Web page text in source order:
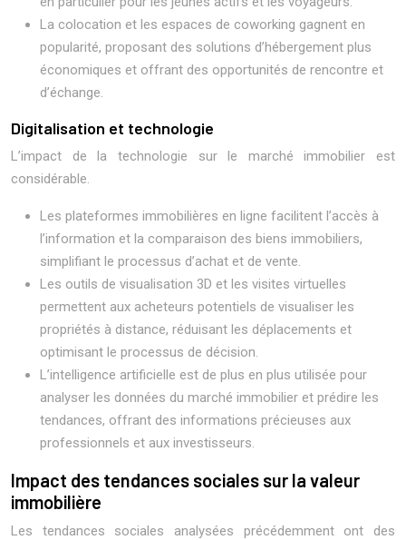
La colocation et les espaces de coworking gagnent en
popularité, proposant des solutions d’hébergement plus
économiques et offrant des opportunités de rencontre et
d’échange.
Digitalisation et technologie
L’impact de la technologie sur le marché immobilier est
considérable.
Les plateformes immobilières en ligne facilitent l’accès à
l’information et la comparaison des biens immobiliers,
simplifiant le processus d’achat et de vente.
Les outils de visualisation 3D et les visites virtuelles
permettent aux acheteurs potentiels de visualiser les
propriétés à distance, réduisant les déplacements et
optimisant le processus de décision.
L’intelligence artificielle est de plus en plus utilisée pour
analyser les données du marché immobilier et prédire les
tendances, offrant des informations précieuses aux
professionnels et aux investisseurs.
Impact des tendances sociales sur la valeur
immobilière
Les tendances sociales analysées précédemment ont des